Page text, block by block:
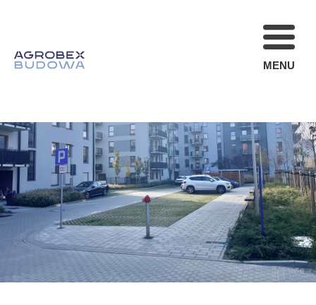
MENU
AKTUALNOŚCI
STREFA
OFERTA
KARIERA
KONTAKT